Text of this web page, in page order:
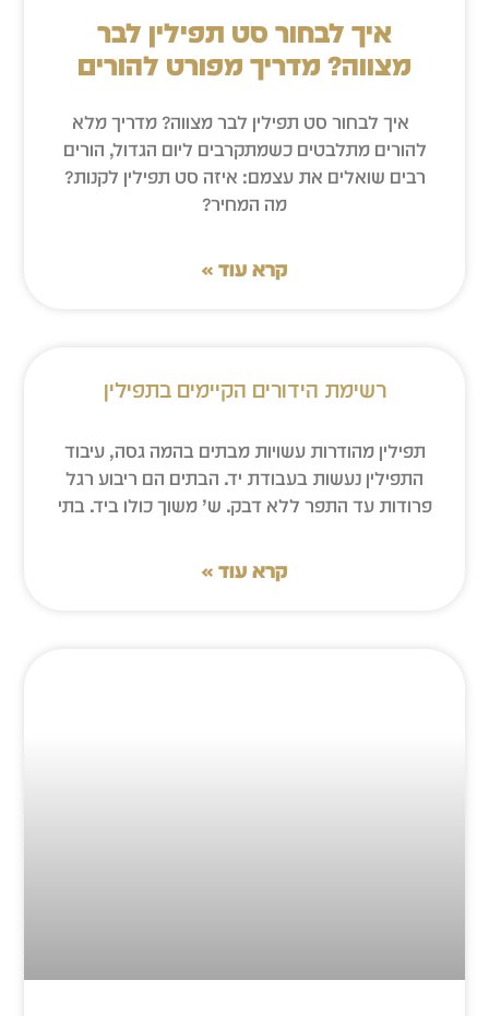
איך לבחור סט תפילין לבר
מצווה? מדריך מפורט להורים
איך לבחור סט תפילין לבר מצווה? מדריך מלא
להורים מתלבטים כשמתקרבים ליום הגדול, הורים
רבים שואלים את עצמם: איזה סט תפילין לקנות?
מה המחיר?
קרא עוד »
רשימת הידורים הקיימים בתפילין
תפילין מהודרות עשויות מבתים בהמה גסה, עיבוד
התפילין נעשות בעבודת יד. הבתים הם ריבוע רגל
פרודות עד התפר ללא דבק. ש’ משוך כולו ביד. בתי
קרא עוד »